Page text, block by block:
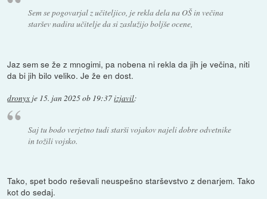
Sem se pogovarjal z učiteljico, je rekla dela na OŠ in večina
staršev nadira učitelje da si zaslužijo boljše ocene,
Jaz sem se že z mnogimi, pa nobena ni rekla da jih je večina, niti
da bi jih bilo veliko. Je že en dost.
dronyx je 15. jan 2025 ob 19:37izjavil:
Saj tu bodo verjetno tudi starši vojakov najeli dobre odvetnike
in tožili vojsko.
Tako, spet bodo reševali neuspešno starševstvo z denarjem. Tako
kot do sedaj.